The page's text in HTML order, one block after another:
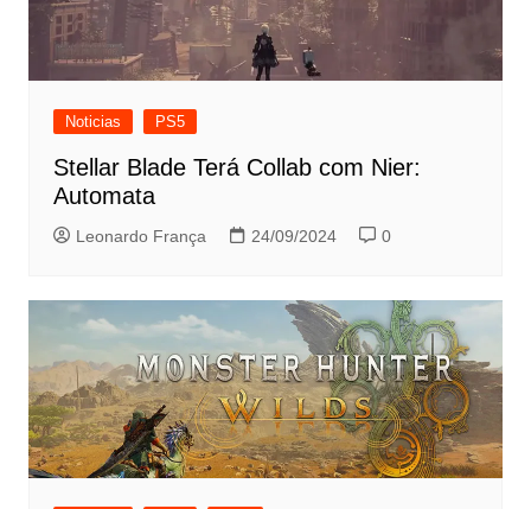
Noticias PS5
Stellar Blade Terá Collab com Nier:
Automata
Leonardo França 24/09/2024 0